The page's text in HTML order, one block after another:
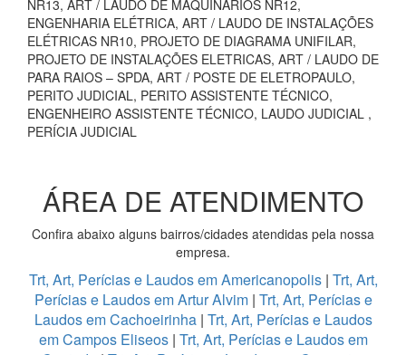
NR13, ART / LAUDO DE MAQUINÁRIOS NR12,
ENGENHARIA ELÉTRICA, ART / LAUDO DE INSTALAÇÕES
ELÉTRICAS NR10, PROJETO DE DIAGRAMA UNIFILAR,
PROJETO DE INSTALAÇÕES ELETRICAS, ART / LAUDO DE
PARA RAIOS – SPDA, ART / POSTE DE ELETROPAULO,
PERITO JUDICIAL, PERITO ASSISTENTE TÉCNICO,
ENGENHEIRO ASSISTENTE TÉCNICO, LAUDO JUDICIAL ,
PERÍCIA JUDICIAL
ÁREA DE ATENDIMENTO
Confira abaixo alguns bairros/cidades atendidas pela nossa
empresa.
Trt, Art, Perícias e Laudos em Americanopolis | Trt, Art,
Perícias e Laudos em Artur Alvim | Trt, Art, Perícias e
Laudos em Cachoeirinha| Trt, Art, Perícias e Laudos
em Campos Eliseos | Trt, Art, Perícias e Laudos em